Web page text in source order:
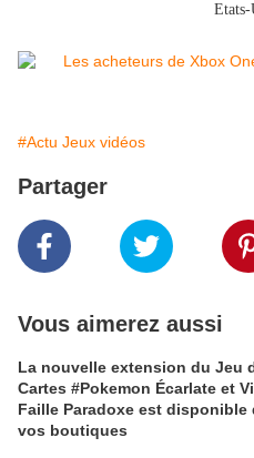
Etats-
#Actu Jeux vidéos
Partager
Vous aimerez aussi
La nouvelle extension du Jeu
Cartes #Pokemon Écarlate et
Faille Paradoxe est disponible
vos boutiques